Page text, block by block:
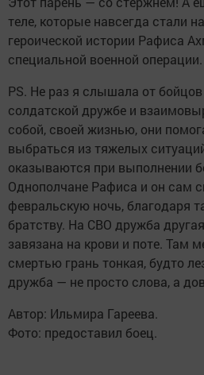
теле, которые навсегда стали
героической истории Рафиса
специальной военной операции.
PS. Не раз я слышала от
солдатской дружбе и
собой, своей жизнью, они
выбраться из тяжелых
оказываются при выполнении
Однополчане Рафиса и он сам
февральскую ночь, благодаря
братству. На СВО дружба
завязана на крови и поте. Там
смертью грань тонкая, будто
дружба — не просто слова, а
Автор: Ильмира Гареева.
Фото: предоставил боец.